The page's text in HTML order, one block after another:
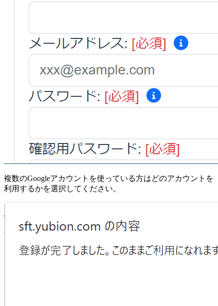
複数のGoogleアカウントを使っている方はどのアカウントを
利用するかを選択してください。